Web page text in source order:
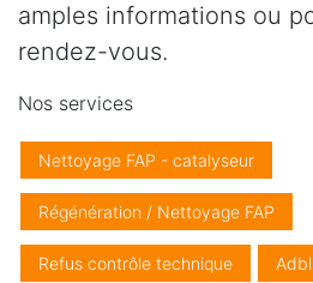
amples informations ou
rendez-vous.
Nos services
Nettoyage FAP - catalyseur
Régénération / Nettoyage FAP
Refus contrôle technique